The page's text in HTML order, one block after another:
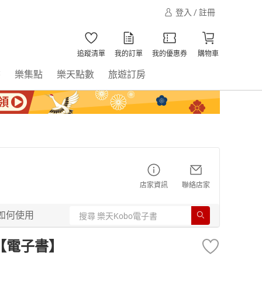
登入 / 註冊
追蹤清單 我的訂單 我的優惠券 購物車
樂集點 樂天點數 旅遊訂房
店家資訊 聯絡店家
何使用
子書】